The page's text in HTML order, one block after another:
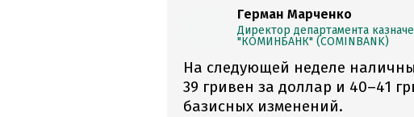
Герман Марченко
Директор департамента
"КОМИНБАНК" (COMINBANK)
На следующей неделе
39 гривен за доллар и 40–41
базисных изменений.